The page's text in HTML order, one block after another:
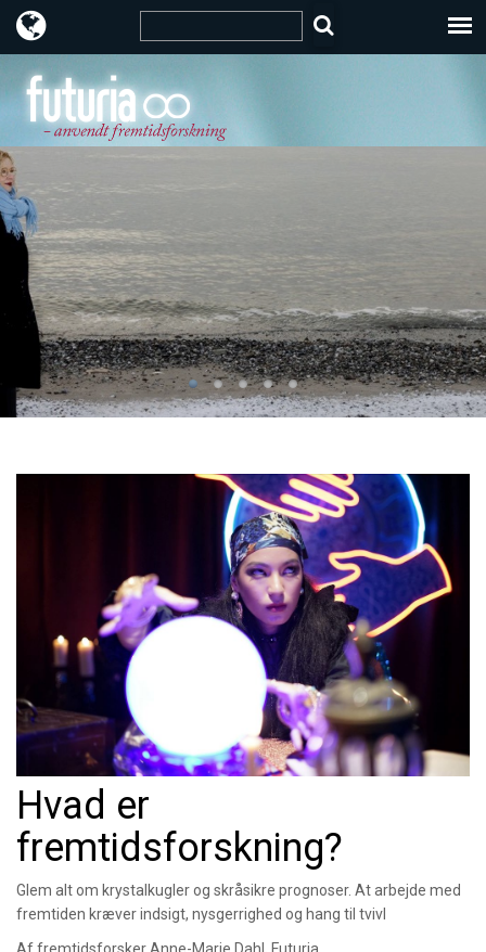
Hvad er
fremtidsforskning?
Glem alt om krystalkugler og skråsikre prognoser. At arbejde med
fremtiden kræver indsigt, nysgerrighed og hang til tvivl
Af fremtidsforsker Anne-Marie Dahl, Futuria